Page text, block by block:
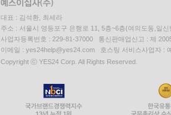
대표 : 김석환, 최세라
주소 : 서울시 영등포구 은행로 11, 5층~6층(여의도동,일신
사업자등록번호 : 229-81-37000 통신판매업신고 : 제
이메일 : yes24help@yes24.com 호스팅 서비스사업자 :
Copyright ⓒ YES24 Corp. All Rights Reserved.